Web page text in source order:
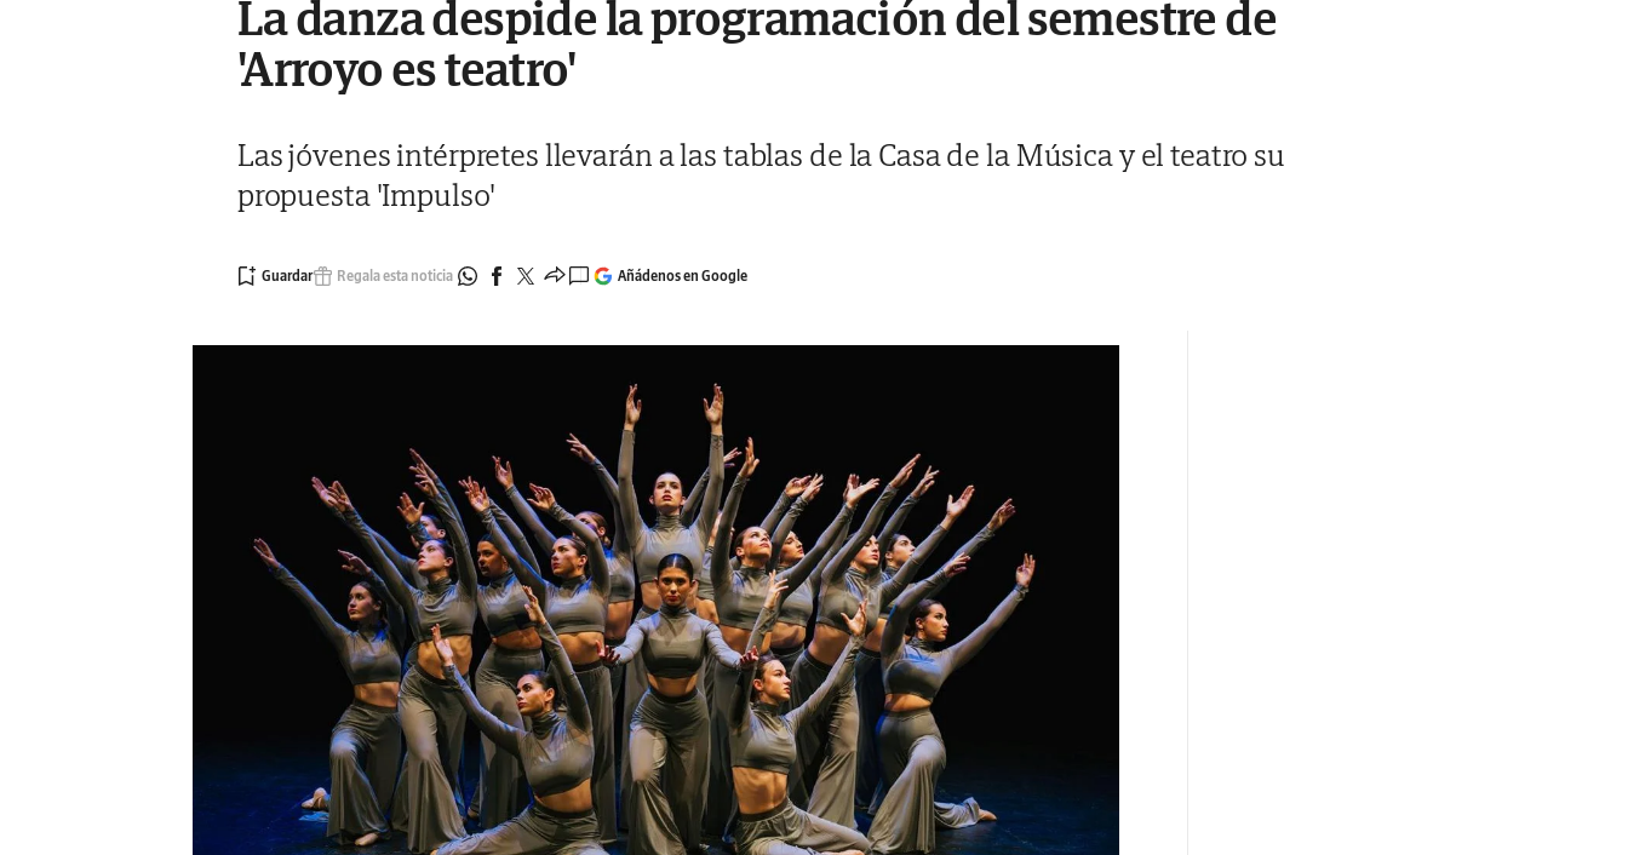
La danza despide la programación del semestre de
'Arroyo es teatro'
Las jóvenes intérpretes llevarán a las tablas de la Casa de la Música y el teatro su
propuesta 'Impulso'
Regala esta noticia Añádenos en Google